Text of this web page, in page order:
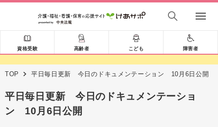
資格受験 高齢者 こども 障害者
TOP 平日毎日更新 今日のドキュメンテーション 10月6日公開
平日毎日更新 今日のドキュメンテーショ
ン 10月6日公開